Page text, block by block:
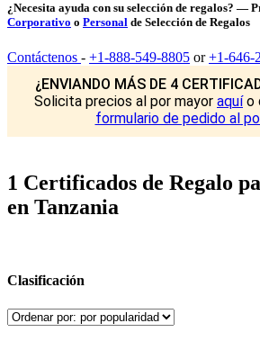
¿Necesita ayuda con su selección de regalos? —
Corporativo o Personal de Selección de Regalos
Contáctenos - +1-888-549-8805 or+1-646-
¿ENVIANDO MÁS DE 4
Solicita precios al por mayor aquío
formulario de pedido al
1 Certificados de Regalo
en Tanzania
Clasificación